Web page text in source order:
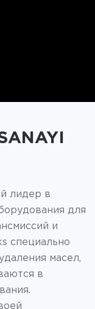
лидер в
для
и
специально
масел,
в